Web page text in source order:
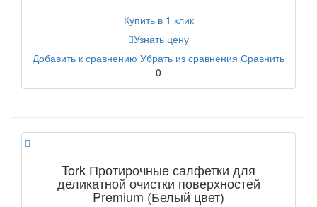
Купить в 1 клик
Узнать цену
Добавить к сравнению Убрать из сравнения Сравнить
0
Tork Протирочные салфетки для
деликатной очистки поверхностей
Premium (Белый цвет)